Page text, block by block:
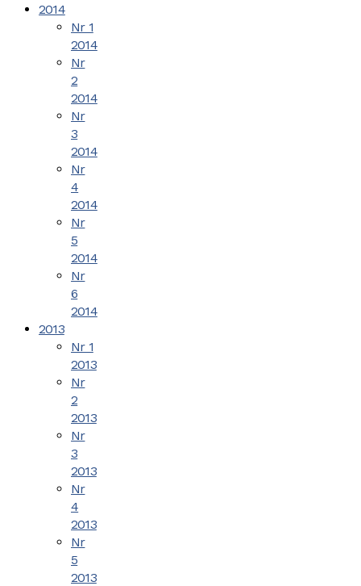
2014
Nr 1
2014
Nr
2
2014
Nr
3
2014
Nr
4
2014
Nr
5
2014
Nr
6
2014
2013
Nr 1
2013
Nr
2
2013
Nr
3
2013
Nr
4
2013
Nr
5
2013